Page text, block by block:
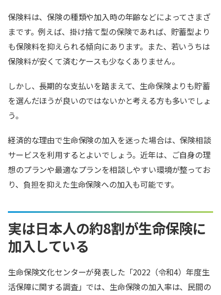
保険料は、保険の種類や加入時の年齢などによってさまざ
まです。例えば、掛け捨て型の保険であれば、貯蓄型より
も保険料を抑えられる傾向にあります。また、若いうちは
保険料が安くて済むケースも少なくありません。
しかし、長期的な支払いを踏まえて、生命保険よりも貯蓄
を選んだほうが良いのではないかと考える方も多いでしょ
う。
経済的な理由で生命保険の加入を迷った場合は、保険相談
サービスを利用するとよいでしょう。近年は、ご自身の理
想のプランや最適なプランを相談しやすい環境が整ってお
り、負担を抑えた生命保険への加入も可能です。
実は日本人の約8割が生命保険に
加入している
生命保険文化センターが発表した「2022（令和4）年度生
活保障に関する調査」では、生命保険の加入率は、民間の